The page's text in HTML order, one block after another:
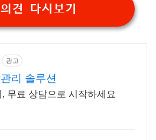
견 다시보기
광고
리 솔루션
무료 상담으로 시작하세요